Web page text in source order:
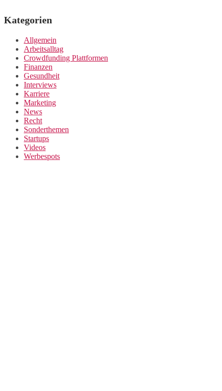
Kategorien
Allgemein
Arbeitsalltag
Crowdfunding Plattformen
Finanzen
Gesundheit
Interviews
Karriere
Marketing
News
Recht
Sonderthemen
Startups
Videos
Werbespots